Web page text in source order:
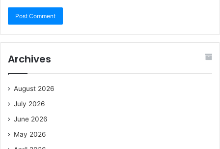
Archives
August 2026
July 2026
June 2026
May 2026